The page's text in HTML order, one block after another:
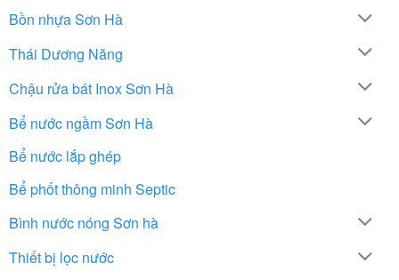
Bồn nhựa Sơn Hà
Thái Dương Năng
Chậu rửa bát Inox Sơn Hà
Bể nước ngầm Sơn Hà
Bể nước lắp ghép
Bể phốt thông minh Septic
Bình nước nóng Sơn hà
Thiết bị lọc nước